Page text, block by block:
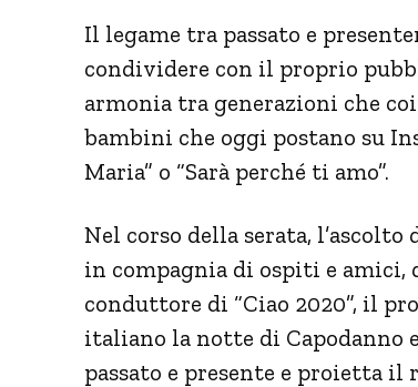
Il legame tra passato e
condividere con il proprio
armonia tra generazioni che
bambini che oggi postano su
Maria” o “Sarà perché ti amo”.
Nel corso della serata,
in compagnia di ospiti e amici,
conduttore di “Ciao 2020”, il
italiano la notte di Capodanno
passato e presente e proietta